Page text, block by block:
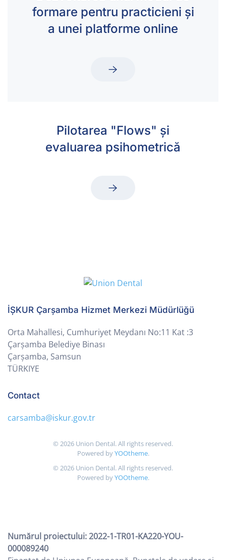
formare pentru practicieni și
a unei platforme online
Pilotarea "Flows" și
evaluarea psihometrică
İŞKUR Çarşamba Hizmet Merkezi Müdürlüğü
Orta Mahallesi, Cumhuriyet Meydanı No:11 Kat :3
Çarşamba Belediye Binası
Çarşamba, Samsun
TÜRKIYE
Contact
carsamba@iskur.gov.tr
© 2026 Union Dental. All rights reserved.
Powered byYOOtheme.
© 2026 Union Dental. All rights reserved.
Powered byYOOtheme.
Numărul proiectului: 2022-1-TR01-KA220-YOU-
000089240